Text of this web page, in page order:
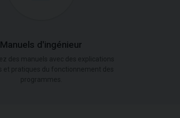
Manuels d'ingénieur